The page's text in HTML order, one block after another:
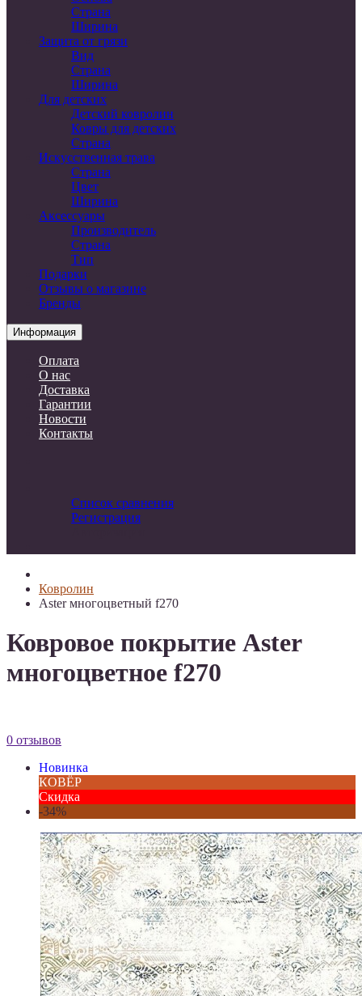
Страна
Ширина
Защита от грязи
Вид
Страна
Ширина
Для детских
Детский ковролин
Ковры для детских
Страна
Искусственная трава
Страна
Цвет
Ширина
Аксессуары
Производитель
Страна
Тип
Подарки
Отзывы о магазине
Бренды
Информация
Оплата
О нас
Доставка
Гарантии
Новости
Контакты
Список сравнения
Регистрация
Ковролин
Aster многоцветный f270
Ковровое покрытие Aster
многоцветное f270
0 отзывов
Новинка
КОВЁР
Скидка
-34%